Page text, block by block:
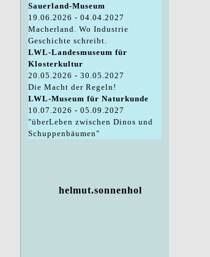
Sauerland-Museum
19.06.2026 - 04.04.2027
Macherland. Wo Industrie
Geschichte schreibt.
LWL-Landesmuseum für
Klosterkultur
20.05.2026 - 30.05.2027
Die Macht der Regeln!
LWL-Museum für Naturkunde
10.07.2026 - 05.09.2027
"überLeben zwischen Dinos und
Schuppenbäumen"
helmut.sonnenhol